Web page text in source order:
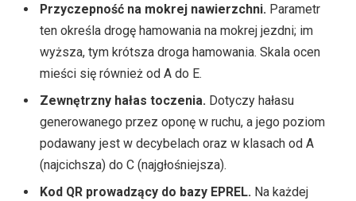
Przyczepność na mokrej nawierzchni. Parametr
ten określa drogę hamowania na mokrej jezdni; im
wyższa, tym krótsza droga hamowania. Skala ocen
mieści się również od A do E.
Zewnętrzny hałas toczenia. Dotyczy hałasu
generowanego przez oponę w ruchu, a jego poziom
podawany jest w decybelach oraz w klasach od A
(najcichsza) do C (najgłośniejsza).
Kod QR prowadzący do bazy EPREL. Na każdej